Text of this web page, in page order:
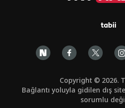
tabii
Copyright © 2026.
Bağlantı yoluyla gidilen dış
sorumlu